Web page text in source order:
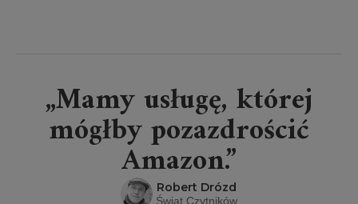
„Mamy usługę, której
mógłby pozazdrościć
Amazon.”
Robert Drózd
Świat Czytników